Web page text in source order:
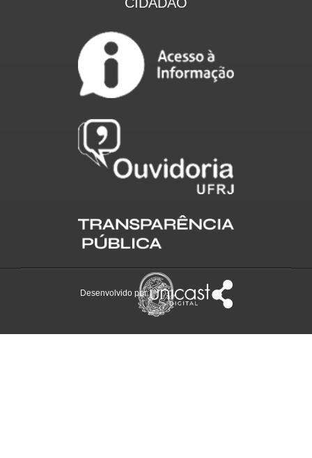
Desenvolvido por: